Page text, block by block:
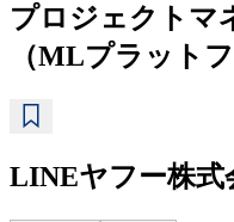
プロジェクトマ
（MLプラット
LINEヤフー株式